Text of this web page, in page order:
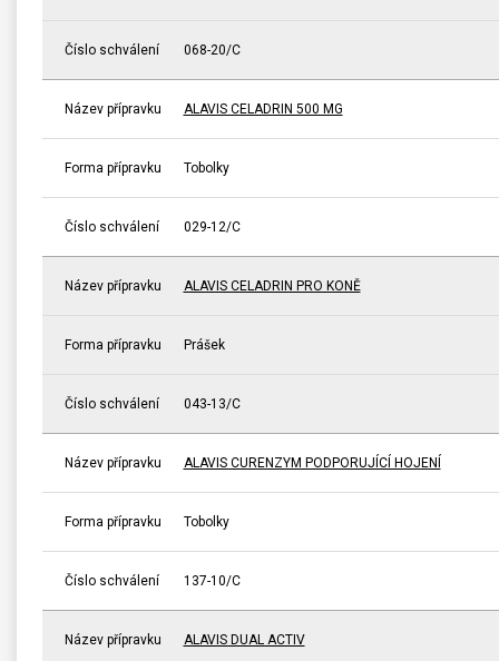
Číslo schválení 068-20/C
Název přípravku ALAVIS CELADRIN 500 MG
Forma přípravku Tobolky
Číslo schválení 029-12/C
Název přípravku ALAVIS CELADRIN PRO KONĚ
Forma přípravku Prášek
Číslo schválení 043-13/C
Název přípravku ALAVIS CURENZYM PODPORUJÍCÍ HOJENÍ
Forma přípravku Tobolky
Číslo schválení 137-10/C
Název přípravku ALAVIS DUAL ACTIV